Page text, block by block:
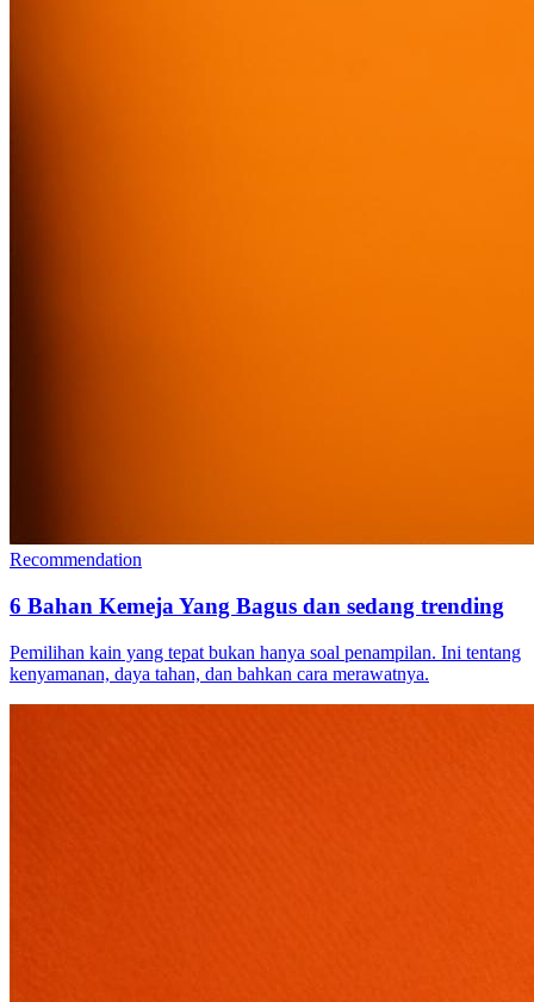
Recommendation
6 Bahan Kemeja Yang Bagus dan sedang trending
Pemilihan kain yang tepat bukan hanya soal penampilan. Ini tentang
kenyamanan, daya tahan, dan bahkan cara merawatnya.